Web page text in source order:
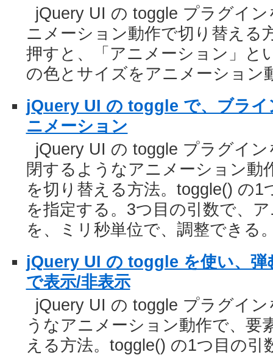
jQuery UI の toggle プラグイ
ニメーション動作で切り替える
押すと、「アニメーション」と
の色とサイズをアニメーション
jQuery UI の toggle で、ブライ
ニメーション
jQuery UI の toggle プラグイ
閉するようなアニメーション動
を切り替える方法。toggle() の1
を指定する。3つ目の引数で、
を、ミリ秒単位で、調整できる
jQuery UI の toggle を使い、弾
で表示/非表示
jQuery UI の toggle プラグイ
うなアニメーション動作で、要
える方法。toggle() の1つ目の引